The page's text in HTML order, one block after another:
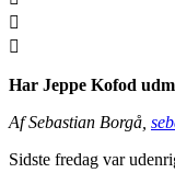
Har Jeppe Kofod
Af Sebastian Borgå,
Sidste fredag var